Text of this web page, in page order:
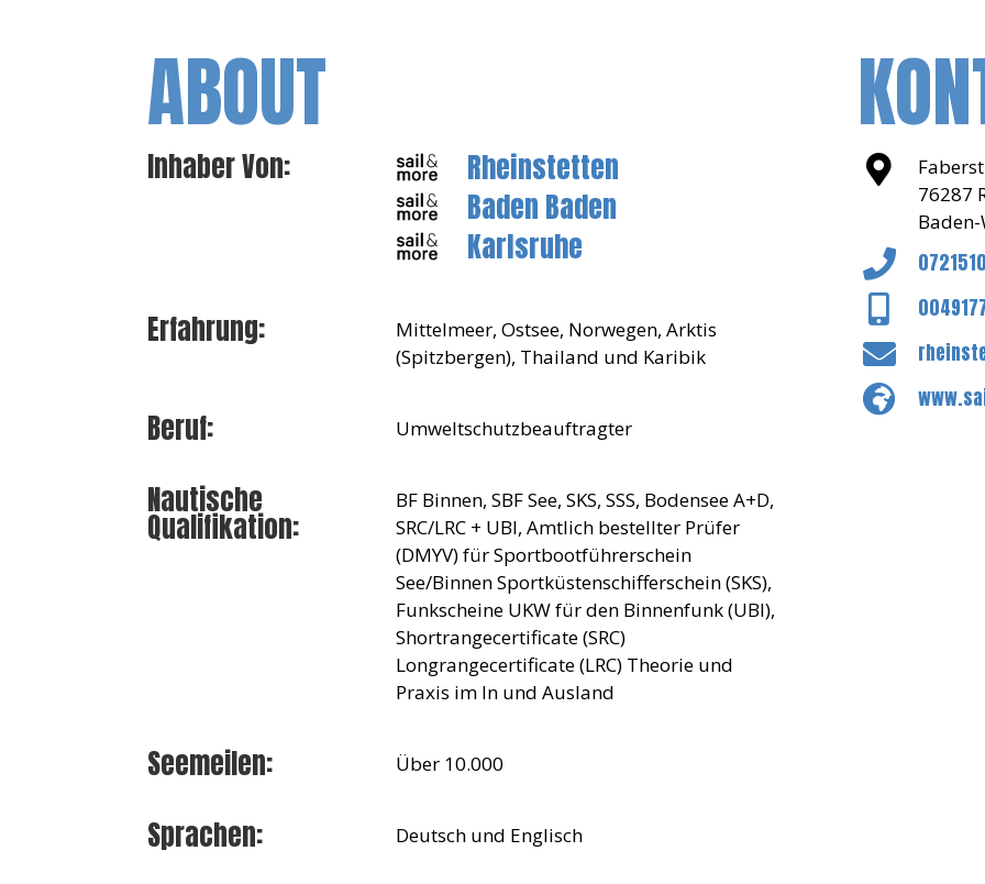
ABOUT
Inhaber Von:
Rheinstetten
Baden Baden
Karlsruhe
Erfahrung:
Mittelmeer, Ostsee, Norwegen, Arktis
(Spitzbergen), Thailand und Karibik
Beruf: Umweltschutzbeauftragter
Nautische
Qualifikation:
BF Binnen, SBF See, SKS, SSS, Bodensee A+D,
SRC/LRC + UBI, Amtlich bestellter Prüfer
(DMYV) für Sportbootführerschein
See/Binnen Sportküstenschifferschein (SKS),
Funkscheine UKW für den Binnenfunk (UBI),
Shortrangecertificate (SRC)
Longrangecertificate (LRC) Theorie und
Praxis im In und Ausland
Seemeilen: Über 10.000
Sprachen: Deutsch und Englisch
76287